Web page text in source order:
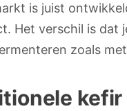
is juist
Het verschil is
zoals